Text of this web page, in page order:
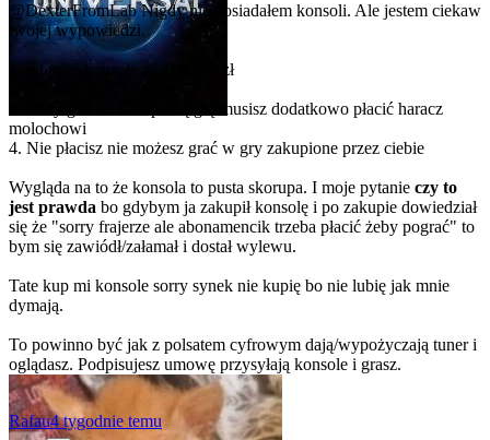
@DexterFromLabNigdy nie posiadałem konsoli. Ale jestem ciekaw
twojej wypowiedzi.
1. Kupiłeś konsolę za 1000-ce zł
2. Kupiłeś grę
3. Żeby grać w zakupioną grę musisz dodatkowo płacić haracz
molochowi
4. Nie płacisz nie możesz grać w gry zakupione przez ciebie
Wygląda na to że konsola to pusta skorupa. I moje pytanie czy to
jest prawda bo gdybym ja zakupił konsolę i po zakupie dowiedział
się że "sorry frajerze ale abonamencik trzeba płacić żeby pograć" to
bym się zawiódł/załamał i dostał wylewu.
Tate kup mi konsole sorry synek nie kupię bo nie lubię jak mnie
dymają.
To powinno być jak z polsatem cyfrowym dają/wypożyczają tuner i
oglądasz. Podpisujesz umowę przysyłają konsole i grasz.
Rafau4 tygodnie temu